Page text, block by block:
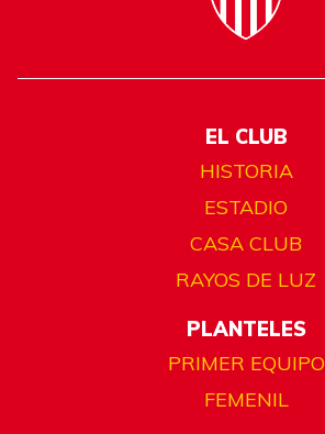
EL CLUB
HISTORIA
ESTADIO
CASA CLUB
RAYOS DE LUZ
PLANTELES
PRIMER EQUIPO
FEMENIL